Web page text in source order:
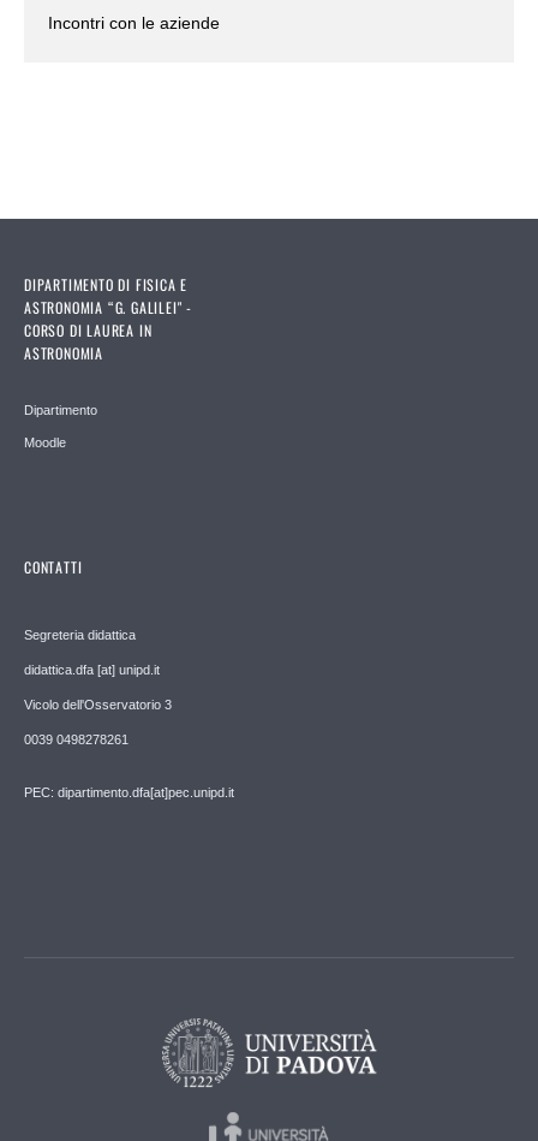
Incontri con le aziende
DIPARTIMENTO DI FISICA E
ASTRONOMIA “G. GALILEI" -
CORSO DI LAUREA IN
ASTRONOMIA
Dipartimento
Moodle
CONTATTI
Segreteria didattica
didattica.dfa [at] unipd.it
Vicolo dell'Osservatorio 3
0039 0498278261
PEC: dipartimento.dfa[at]pec.unipd.it